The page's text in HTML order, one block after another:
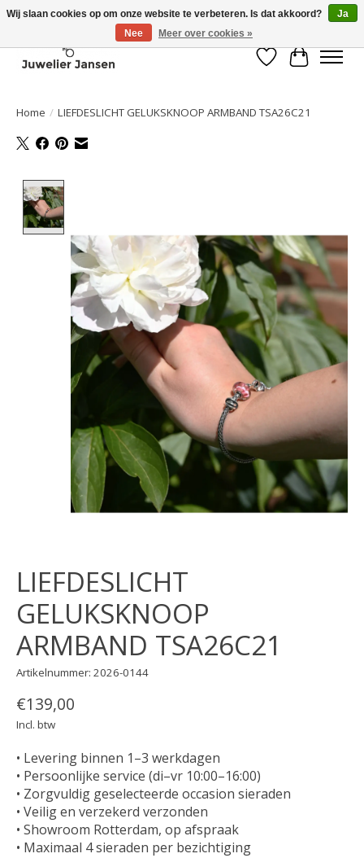
Verlanglijst
Home / LIEFDESLICHT GELUKSKNOOP ARMBAND TSA26C21
LIEFDESLICHT
GELUKSKNOOP
ARMBAND TSA26C21
Artikelnummer: 2026-0144
€139,00
Incl. btw
• Levering binnen 1–3 werkdagen
• Persoonlijke service (di–vr 10:00–16:00)
• Zorgvuldig geselecteerde occasion sieraden
• Veilig en verzekerd verzonden
• Showroom Rotterdam, op afspraak
• Maximaal 4 sieraden per bezichtiging
Wij slaan cookies op om onze website te verbeteren. Is dat akkoord?
Ja
Nee
Meer over cookies »